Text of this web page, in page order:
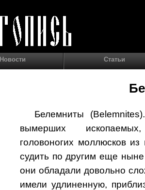
Новости Статьи
Белемниты
вымерших
головоногих моллюсков
судить по другим еще
они обладали довольно
имели удлиненную,